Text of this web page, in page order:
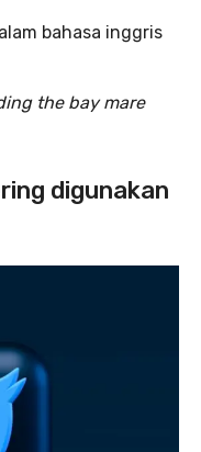
bahasa inggris
the bay mare
digunakan